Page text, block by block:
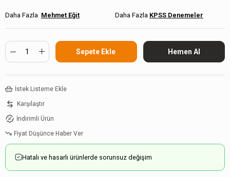
Mehmet Eğit KPSS Denemeler
İstek Listeme Ekle
Karşılaştır
İndirimli Ürün
Fiyat Düşünce Haber Ver
Hatalı ve hasarlı ürünlerde sorunsuz değişim